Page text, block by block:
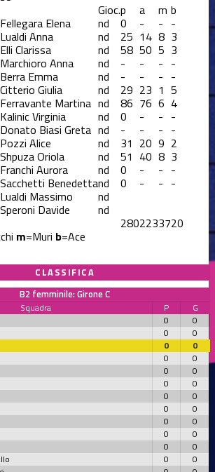
Gioc.p a m b
Fellegara Elena nd 0 - - -
Lualdi Anna nd 25 14 8 3
Elli Clarissa nd 58 50 5 3
Marchioro Anna nd - - - -
Berra Emma nd - - - -
Citterio Giulia nd 29 23 1 5
Ferravante Martina nd 86 76 6 4
Kalinic Virginia nd 0 - - -
Donato Biasi Greta nd - - - -
Pozzi Alice nd 31 20 9 2
Shpuza Oriola nd 51 40 8 3
Franchi Aurora nd 0 - - -
Sacchetti Benedettand 0 - - -
Lualdi Massimo nd
Speroni Davide nd
2802233720
m=Muri b=Ace
CLASSIFICA
B2 femminile: Girone C
Squadra P
G
0
0
0
0
0
0
0
0
0
0
0
0
0
0
0
0
0
0
0
0
0
0
0
0